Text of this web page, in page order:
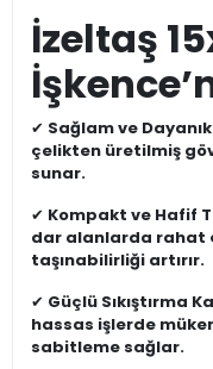
İzeltaş
✔ Sağlam ve
çelikten üretilmiş
sunar.
✔ Kompakt ve Hafif
dar alanlarda rahat
taşınabilirliği artırır.
✔ Güçlü Sıkıştırma
hassas işlerde
sabitleme sağlar.